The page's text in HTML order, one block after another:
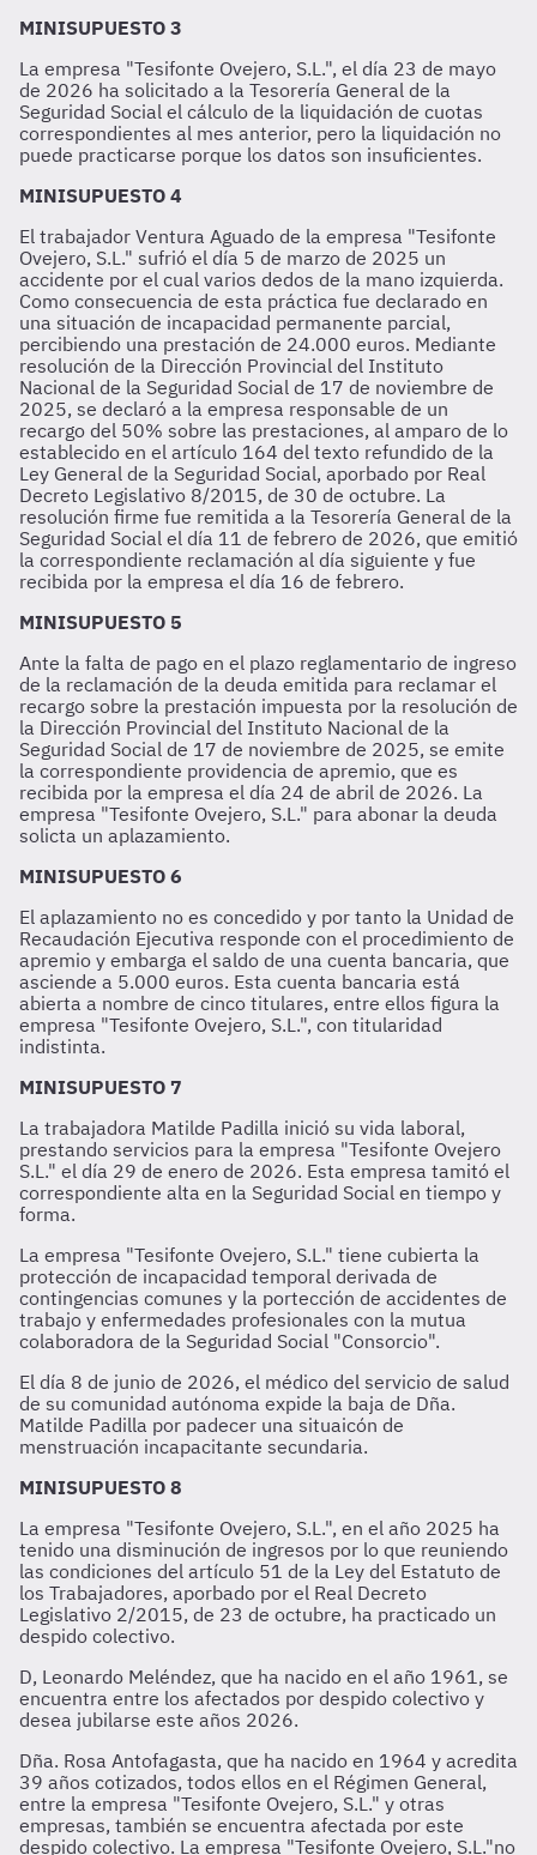
MINISUPUESTO 3
La empresa "Tesifonte Ovejero, S.L.", el día 23 de mayo
de 2026 ha solicitado a la Tesorería General de la
Seguridad Social el cálculo de la liquidación de cuotas
correspondientes al mes anterior, pero la liquidación no
puede practicarse porque los datos son insuficientes.
MINISUPUESTO 4
El trabajador Ventura Aguado de la empresa "Tesifonte
Ovejero, S.L." sufrió el día 5 de marzo de 2025 un
accidente por el cual varios dedos de la mano izquierda.
Como consecuencia de esta práctica fue declarado en
una situación de incapacidad permanente parcial,
percibiendo una prestación de 24.000 euros. Mediante
resolución de la Dirección Provincial del Instituto
Nacional de la Seguridad Social de 17 de noviembre de
2025, se declaró a la empresa responsable de un
recargo del 50% sobre las prestaciones, al amparo de lo
establecido en el artículo 164 del texto refundido de la
Ley General de la Seguridad Social, aporbado por Real
Decreto Legislativo 8/2015, de 30 de octubre. La
resolución firme fue remitida a la Tesorería General de la
Seguridad Social el día 11 de febrero de 2026, que emitió
la correspondiente reclamación al día siguiente y fue
recibida por la empresa el día 16 de febrero.
MINISUPUESTO 5
Ante la falta de pago en el plazo reglamentario de ingreso
de la reclamación de la deuda emitida para reclamar el
recargo sobre la prestación impuesta por la resolución de
la Dirección Provincial del Instituto Nacional de la
Seguridad Social de 17 de noviembre de 2025, se emite
la correspondiente providencia de apremio, que es
recibida por la empresa el día 24 de abril de 2026. La
empresa "Tesifonte Ovejero, S.L." para abonar la deuda
solicta un aplazamiento.
MINISUPUESTO 6
El aplazamiento no es concedido y por tanto la Unidad de
Recaudación Ejecutiva responde con el procedimiento de
apremio y embarga el saldo de una cuenta bancaria, que
asciende a 5.000 euros. Esta cuenta bancaria está
abierta a nombre de cinco titulares, entre ellos figura la
empresa "Tesifonte Ovejero, S.L.", con titularidad
indistinta.
MINISUPUESTO 7
La trabajadora Matilde Padilla inició su vida laboral,
prestando servicios para la empresa "Tesifonte Ovejero
S.L." el día 29 de enero de 2026. Esta empresa tamitó el
correspondiente alta en la Seguridad Social en tiempo y
forma.
La empresa "Tesifonte Ovejero, S.L." tiene cubierta la
protección de incapacidad temporal derivada de
contingencias comunes y la portección de accidentes de
trabajo y enfermedades profesionales con la mutua
colaboradora de la Seguridad Social "Consorcio".
El día 8 de junio de 2026, el médico del servicio de salud
de su comunidad autónoma expide la baja de Dña.
Matilde Padilla por padecer una situaicón de
menstruación incapacitante secundaria.
MINISUPUESTO 8
La empresa "Tesifonte Ovejero, S.L.", en el año 2025 ha
tenido una disminución de ingresos por lo que reuniendo
las condiciones del artículo 51 de la Ley del Estatuto de
los Trabajadores, aporbado por el Real Decreto
Legislativo 2/2015, de 23 de octubre, ha practicado un
despido colectivo.
D, Leonardo Meléndez, que ha nacido en el año 1961, se
encuentra entre los afectados por despido colectivo y
desea jubilarse este años 2026.
Dña. Rosa Antofagasta, que ha nacido en 1964 y acredita
39 años cotizados, todos ellos en el Régimen General,
entre la empresa "Tesifonte Ovejero, S.L." y otras
empresas, también se encuentra afectada por este
despido colectivo. La empresa "Tesifonte Ovejero, S.L."no